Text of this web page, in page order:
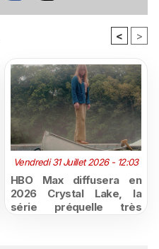
< >
Vendredi 31 Juillet 2026 - 12:03
HBO Max diffusera en
2026 Crystal Lake, la
série préquelle très